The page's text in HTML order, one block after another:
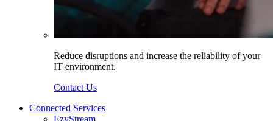
Reduce disruptions and increase the reliability of your
IT environment.
Contact Us
Connected Services